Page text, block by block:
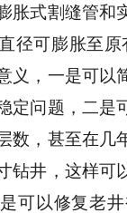
胀式割缝管和
径可膨胀至原
义，一是可以
定问题，二是
数，甚至在几
钻井，这样可
是可以修复老